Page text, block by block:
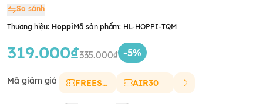
So sánh
Thương hiệu: HoppiMã sản phẩm: HL-HOPPI-TQM
319.000₫335.000₫ -5%
Mã giảm giá FREESHIP AIR30